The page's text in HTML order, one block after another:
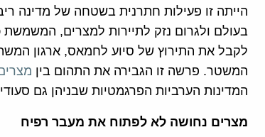
הייתה זו פעילות חתרנית בשטחה של מדינה
בעולם ולגרום נזק לתיירות למצרים,
לקבל את התירוץ של סיוע לחמאס, ארגון
המשטר. פרשה זו הגבירה את התהום בין
המדינות הערביות הפרגמטיות שבניהן גם
מצרים נחושה לא לפתוח את מעבר רפיח